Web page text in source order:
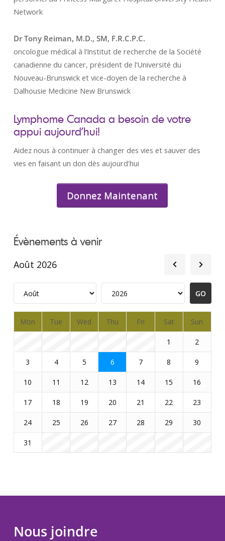
Network
Dr Tony Reiman, M.D., SM, F.R.C.P.C.
oncologue médical à l’Institut de recherche de la Société
canadienne du cancer, président de l’Université du
Nouveau-Brunswick et vice-doyen de la recherche à
Dalhousie Medicine New Brunswick
Lymphome Canada a besoin de votre
appui aujourd’hui!
Aidez nous à continuer à changer des vies et sauver des
vies en faisant un don dès aujourd'hui
Donnez Maintenant
Évènements à venir
Août 2026
Mon Tue Wed Thu Fri Sat Sun
1 2
3 4 5 6 7 8 9
10 11 12 13 14 15 16
17 18 19 20 21 22 23
24 25 26 27 28 29 30
31
Nous joindre